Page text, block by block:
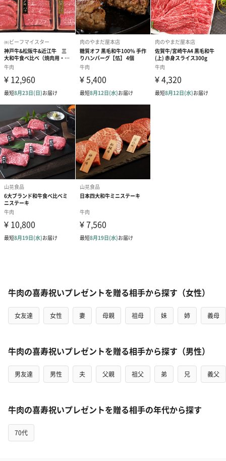
牛肉の喜寿祝いプレゼントを贈る相手から探す（女性）
女友達 女性 妻 母親 祖母 妹 姉 義母
牛肉の喜寿祝いプレゼントを贈る相手から探す（男性）
男友達 男性 夫 父親 祖父 弟 兄 義父
牛肉の喜寿祝いプレゼントを贈る相手の年代から探す
70代